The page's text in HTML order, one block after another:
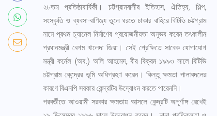
২৮তম প্রতিষ্ঠাবার্ষিকী। চট্টগ্রামবাসীর ইতিহাস, ঐতিহ্য, শিল্প,
সংস্কৃতি ও ব্যবসা-বাণিজ্য তুলে ধরতে ঢাকার বাহিরে বিটিভি চট্টগ্রাম
নামে প্রথম চ্যানেল নির্মাণের প্রয়োজনীয়তা অনুভব করেন তৎকালীন
প্রধানমন্ত্রী বেগম খালেদা জিয়া। সেই প্রেক্ষিতে সাবেক যোগাযোগ
মন্ত্রী কর্নেল (অব.) অলি আহমেদ, বীর বিক্রম ১৯৯৩ সালে বিটিভি
চট্টগ্রাম কেন্দ্রের ভূমি অধিগ্রহণ করেন। কিন্তু ক্ষমতা পালাবদলের
কারণে বিএনপি সরকার কেন্দ্রটির উদ্বোধন করতে পারেননি।
পরবর্তীতে আওয়ামী সরকার ক্ষমতায় আসলে কেন্দ্রটি অপূর্ণাঙ্গ রেখেই